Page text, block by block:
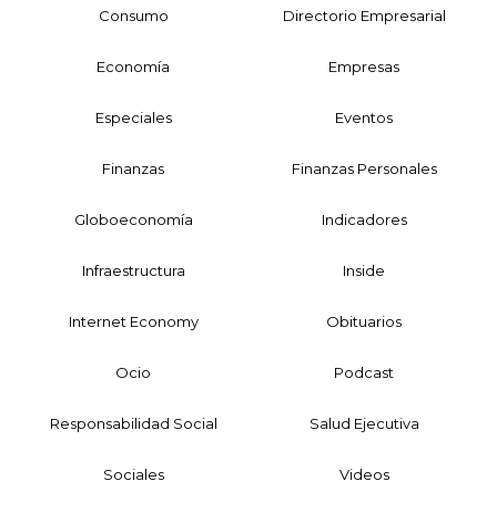
Consumo Directorio Empresarial
Economía Empresas
Especiales Eventos
Finanzas Finanzas Personales
Globoeconomía Indicadores
Infraestructura Inside
Internet Economy Obituarios
Ocio Podcast
Responsabilidad Social Salud Ejecutiva
Sociales Videos